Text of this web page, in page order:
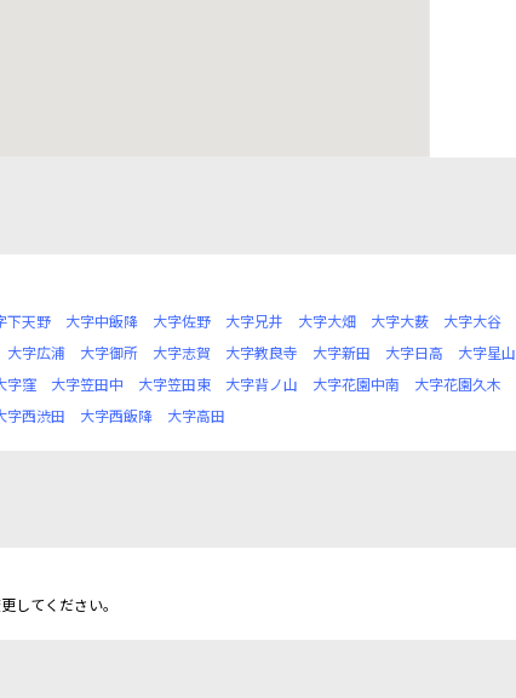
下天野 大字中飯降 大字佐野 大字兄井 大字大畑 大字大薮 大字大谷
大字広浦 大字御所 大字志賀 大字教良寺 大字新田 大字日高 大字星山
字窪 大字笠田中 大字笠田東 大字背ノ山 大字花園中南 大字花園久木
字西渋田 大字西飯降 大字高田
してください。